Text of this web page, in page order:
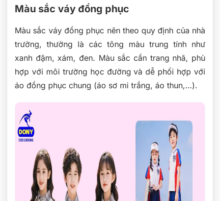
Màu sắc váy đồng phục
Màu sắc váy đồng phục nên theo quy định của nhà
trường, thường là các tông màu trung tính như
xanh đậm, xám, đen. Màu sắc cần trang nhã, phù
hợp với môi trường học đường và dễ phối hợp với
áo đồng phục chung (áo sơ mi trắng, áo thun,…).